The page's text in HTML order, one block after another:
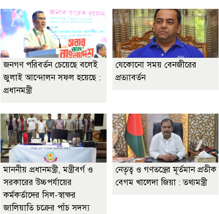
জনগণ পরিবর্তন চেয়েছে বলেই
জুলাই আন্দোলন সফল হয়েছে :
প্রধানমন্ত্রী
যেকোনো সময় বেনজীরের
প্রত্যাবর্তন
মাননীয় প্রধানমন্ত্রী, মন্ত্রীবর্গ ও
সরকারের উচ্চপর্যায়ের
কর্মকর্তাদের সিল-স্বাক্ষর
জালিয়াতি চক্রের পাঁচ সদস্য
নেতৃত্ব ও গণতন্ত্রের মূর্তমান প্রতীক
বেগম খালেদা জিয়া : তথ্যমন্ত্রী